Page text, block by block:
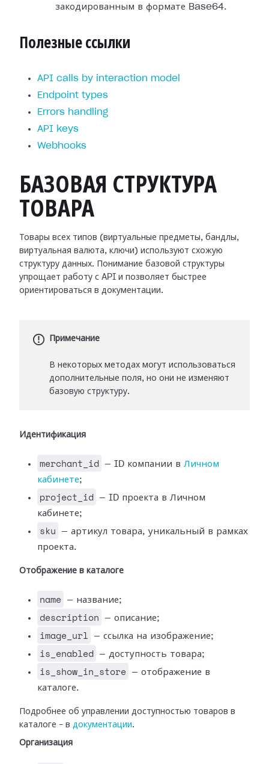
закодированным в формате Base64.
Полезные ссылки
API calls by interaction model
Endpoint types
Errors handling
API keys
Webhooks
БАЗОВАЯ СТРУКТУРА
ТОВАРА
Товары всех типов (виртуальные предметы, бандлы,
виртуальная валюта, ключи) используют схожую
структуру данных. Понимание базовой структуры
упрощает работу с API и позволяет быстрее
ориентироваться в документации.
Примечание
В некоторых методах могут использоваться
дополнительные поля, но они не изменяют
базовую структуру.
Идентификация
merchant_id — ID компании в Личном
кабинете;
project_id
— ID проекта в Личном
кабинете;
sku
— артикул товара, уникальный в рамках
проекта.
Отображение в каталоге
name — название;
description — описание;
image_url — ссылка на изображение;
is_enabled — доступность товара;
is_show_in_store
— отображение в
каталоге.
Подробнее об управлении доступностью товаров в
каталоге – в документации.
Организация